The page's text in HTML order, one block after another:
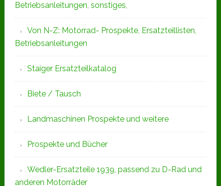
Betriebsanleitungen, sonstiges,
Von N-Z: Motorrad- Prospekte, Ersatzteillisten,
Betriebsanleitungen
Staiger Ersatzteilkatalog
Biete / Tausch
Landmaschinen Prospekte und weitere
Prospekte und Bücher
Wedler-Ersatzteile 1939, passend zu D-Rad und
anderen Motorräder